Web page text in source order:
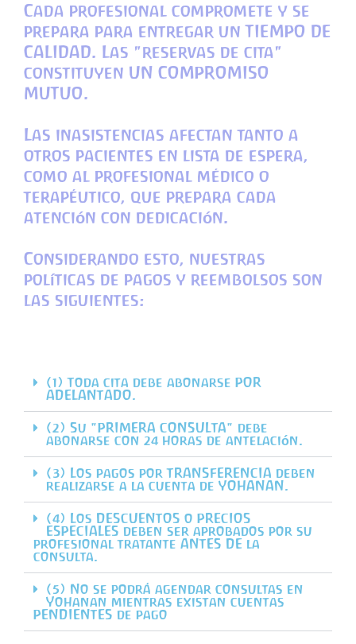
Cada profesional compromete y se
prepara para entregar un TIEMPO DE
CALIDAD. Las "reservas de cita"
constituyen UN COMPROMISO
MUTUO.
Las inasistencias afectan tanto a
otros pacientes en lista de espera,
como al profesional médico o
terapéutico, que prepara cada
atención con dedicación.
Considerando esto, nuestras
políticas de pagos y reembolsos son
las siguientes:
(1) Toda cita debe abonarse POR
ADELANTADO.
(2) Su "PRIMERA CONSULTA" debe
abonarse con 24 horas de antelación.
(3) Los pagos por TRANSFERENCIA deben
realizarse a la cuenta de YOHANAN.
(4) Los DESCUENTOS o PRECIOS
ESPECIALES deben ser aprobados por su
profesional tratante ANTES DE la
consulta.
(5) No se podrá agendar consultas en
Yohanan mientras existan cuentas
PENDIENTES de pago